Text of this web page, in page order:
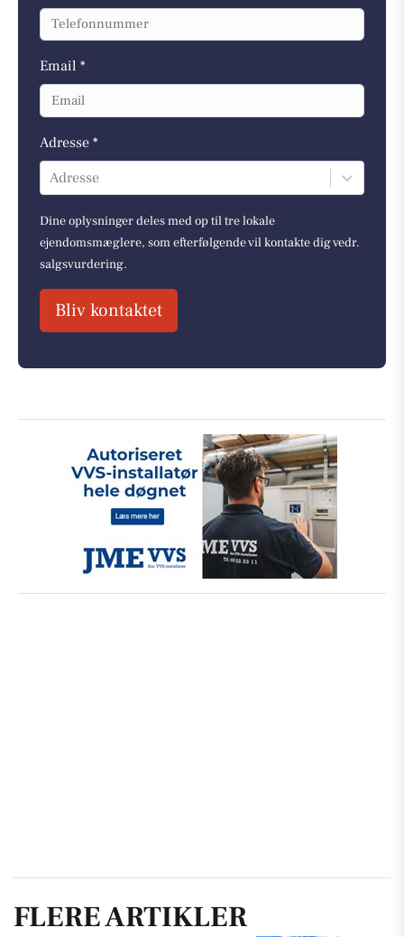
Email *
Adresse *
Adresse
Dine oplysninger deles med op til tre lokale
ejendomsmæglere, som efterfølgende vil kontakte dig vedr.
salgsvurdering.
Bliv kontaktet
FLERE ARTIKLER